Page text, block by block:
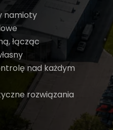
namioty
łącząc
nad każdym
rozwiązania
namioty
łącząc
nad każdym
rozwiązania